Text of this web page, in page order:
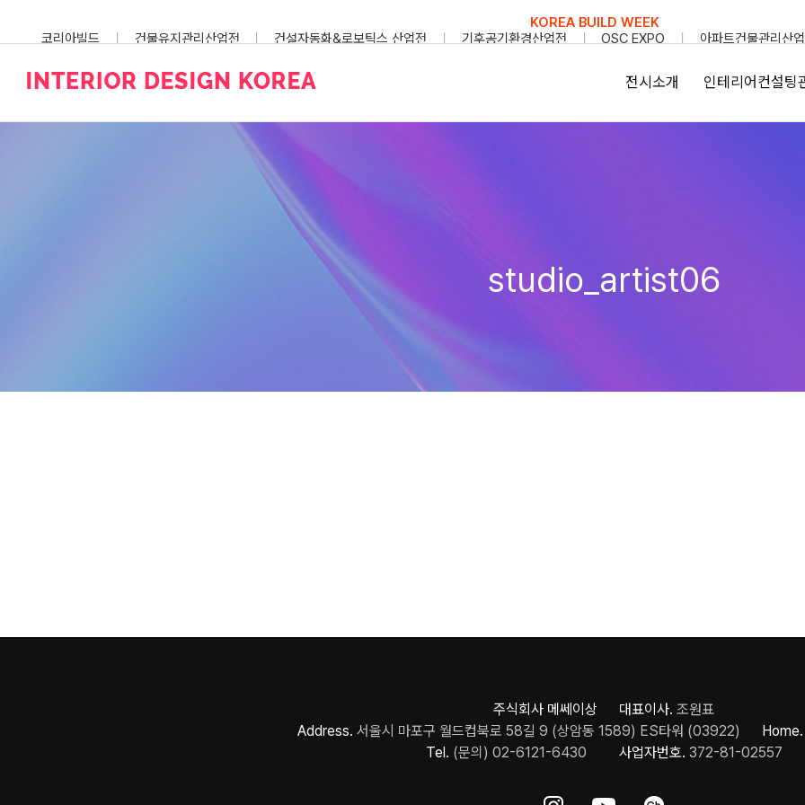
KOREA BUILD WEEK
코리아빌드
건물유지관리산업전 건설자동화&로보틱스 산업전 기후공기환경산업전 OSC EXPO 아파트건물관리산
전시소개 인테리어컨설팅
studio_artist06
주식회사 메쎄이상 대표이사. 조원표
Address. 서울시 마포구 월드컵북로 58길 9 (상암동 1589) ES타워 (03922) Home.
Tel. (문의) 02-6121-6430 사업자번호. 372-81-02557